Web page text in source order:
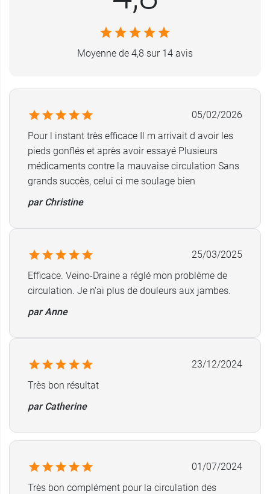
*Etude réalisée sur 101 personnes se plaignant d'inconfort
Posologie de Veino-Draine gélules
d'eau.
Conditionnement au choix :
Boîte de 30 gélules végétales. Poids net :
11,8 g.
Lot de 3 boîtes de 30 gélules (3 mois de
prise).
comprimés Chondro Flex Alvityl.
Fabricant
URGO HEALTHCARE
41 rue de longvic bp 130
21300 CHENOVE
France
Moyenne de 4,8 sur 14 avis
05/02/2026
Pour l instant très efficace Il m arrivait d avoir les
pieds gonflés et après avoir essayé Plusieurs
médicaments contre la mauvaise circulation Sans
grands succès, celui ci me soulage bien
par Christine
25/03/2025
Efficace. Veino-Draine a réglé mon problème de
circulation. Je n'ai plus de douleurs aux jambes.
par Anne
23/12/2024
Très bon résultat
par Catherine
01/07/2024
Très bon complément pour la circulation des